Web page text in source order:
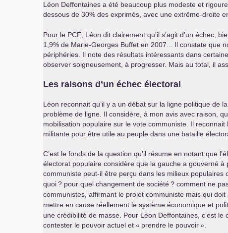
Léon Deffontaines a été beaucoup plus modeste et
dessous de 30% des exprimés, avec une extrême-droite
Pour le PCF , Léon dit clairement qu’il s’agit d’un
1,9% de Marie-Georges Buffet en 2007... Il constate que
périphéries. Il note des résultats intéressants dans
observer soigneusement, à progresser. Mais au total, il
Les raisons d’un échec électoral
Léon reconnait qu’il y a un débat sur la ligne politique de
problème de ligne. Il considère, à mon avis avec raison,
mobilisation populaire sur le vote communiste. Il
militante pour être utile au peuple dans une bataille
C’est le fonds de la question qu’il résume en notant que
électorat populaire considère que la gauche a gouverné
communiste peut-il être perçu dans les milieux
quoi? pour quel changement de société? comment ne
communistes, affirmant le projet communiste mais qui
mettre en cause réellement le système économique et
une crédibilité de masse. Pour Léon Deffontaines, c’est
contester le pouvoir actuel et « prendre le pouvoir».